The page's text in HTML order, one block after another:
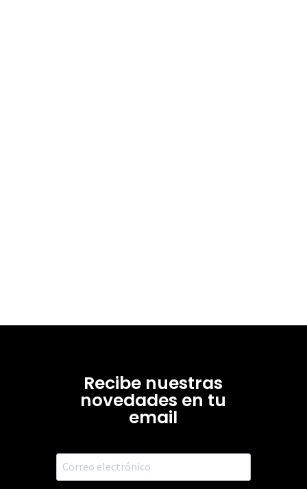
Recibe nuestras
novedades en tu
email